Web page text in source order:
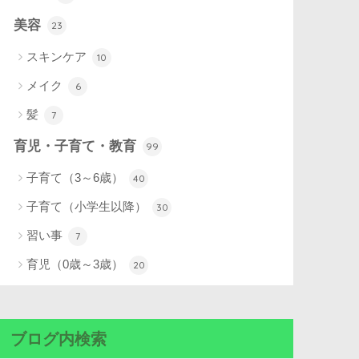
美容 23
スキンケア 10
メイク 6
髪 7
育児・子育て・教育 99
子育て（3～6歳） 40
子育て（小学生以降） 30
習い事 7
育児（0歳～3歳） 20
ブログ内検索